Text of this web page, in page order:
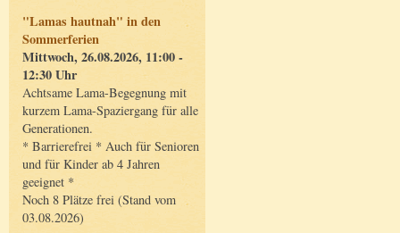
"Lamas hautnah" in den
Sommerferien
Mittwoch, 26.08.2026, 11:00 -
12:30 Uhr
Achtsame Lama-Begegnung mit
kurzem Lama-Spaziergang für alle
Generationen.
* Barrierefrei * Auch für Senioren
und für Kinder ab 4 Jahren
geeignet *
Noch 8 Plätze frei (Stand vom
03.08.2026)